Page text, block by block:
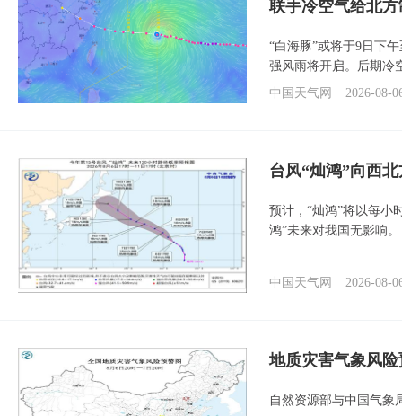
联手冷空气给北
“白海豚”或将于9日下
强风雨将开启。后期冷
中国天气网
2026-08-
台风“灿鸿”向西
预计，“灿鸿”将以每小
鸿”未来对我国无影响。
中国天气网 2026-08-
地质灾害气象风
自然资源部与中国气象